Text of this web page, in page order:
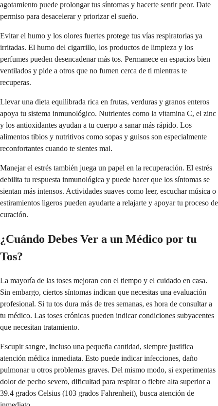
agotamiento puede prolongar tus síntomas y hacerte sentir peor. Date
permiso para desacelerar y priorizar el sueño.
Evitar el humo y los olores fuertes protege tus vías respiratorias ya
irritadas. El humo del cigarrillo, los productos de limpieza y los
perfumes pueden desencadenar más tos. Permanece en espacios bien
ventilados y pide a otros que no fumen cerca de ti mientras te
recuperas.
Llevar una dieta equilibrada rica en frutas, verduras y granos enteros
apoya tu sistema inmunológico. Nutrientes como la vitamina C, el zinc
y los antioxidantes ayudan a tu cuerpo a sanar más rápido. Los
alimentos tibios y nutritivos como sopas y guisos son especialmente
reconfortantes cuando te sientes mal.
Manejar el estrés también juega un papel en la recuperación. El estrés
debilita tu respuesta inmunológica y puede hacer que los síntomas se
sientan más intensos. Actividades suaves como leer, escuchar música o
estiramientos ligeros pueden ayudarte a relajarte y apoyar tu proceso de
curación.
¿Cuándo Debes Ver a un Médico por tu
Tos?
La mayoría de las toses mejoran con el tiempo y el cuidado en casa.
Sin embargo, ciertos síntomas indican que necesitas una evaluación
profesional. Si tu tos dura más de tres semanas, es hora de consultar a
tu médico. Las toses crónicas pueden indicar condiciones subyacentes
que necesitan tratamiento.
Escupir sangre, incluso una pequeña cantidad, siempre justifica
atención médica inmediata. Esto puede indicar infecciones, daño
pulmonar u otros problemas graves. Del mismo modo, si experimentas
dolor de pecho severo, dificultad para respirar o fiebre alta superior a
39.4 grados Celsius (103 grados Fahrenheit), busca atención de